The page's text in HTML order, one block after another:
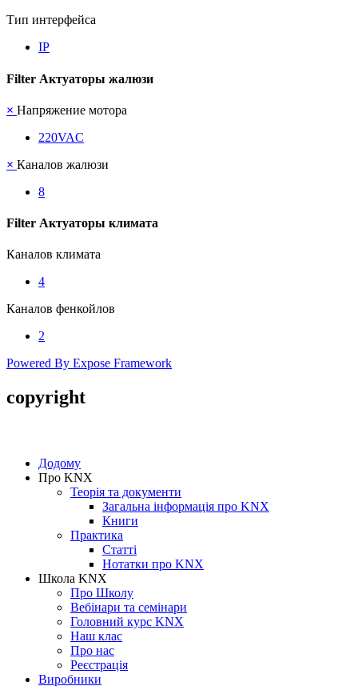
Тип интерфейса
IP
Filter Актуаторы жалюзи
× Напряжение мотора
220VAC
× Каналов жалюзи
8
Filter Актуаторы климата
Каналов климата
4
Каналов фенкойлов
2
Powered By Expose Framework
copyright
Додому
Про KNX
Теорія та документи
Загальна інформація про KNX
Книги
Практика
Статті
Нотатки про KNХ
Школа KNX
Про Школу
Вебінари та семінари
Головний курс KNX
Наш клас
Про нас
Реєстрація
Виробники